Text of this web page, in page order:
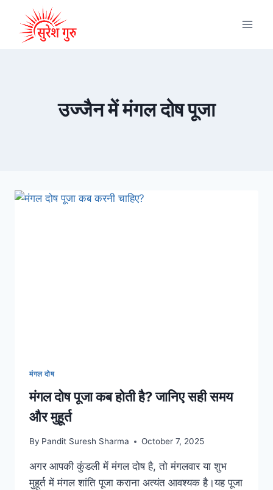
उज्जैन में मंगल दोष पूजा
मंगल दोष
मंगल दोष पूजा कब होती है? जानिए सही समय
और मुहूर्त
By Pandit Suresh Sharma October 7, 2025
अगर आपकी कुंडली में मंगल दोष है, तो मंगलवार या शुभ
मुहूर्त में मंगल शांति पूजा कराना अत्यंत आवश्यक है।यह पूजा